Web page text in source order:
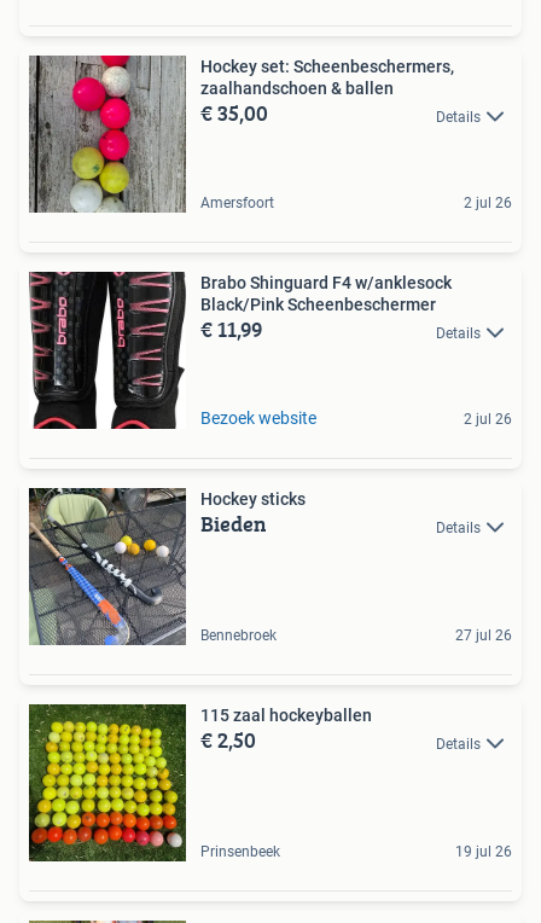
Hockey set: Scheenbeschermers,
zaalhandschoen & ballen
€ 35,00 Details
Amersfoort 2 jul 26
Brabo Shinguard F4 w/anklesock
Black/Pink Scheenbeschermer
€ 11,99 Details
Bezoek website 2 jul 26
Hockey sticks
Bieden Details
Bennebroek 27 jul 26
115 zaal hockeyballen
€ 2,50 Details
Prinsenbeek 19 jul 26